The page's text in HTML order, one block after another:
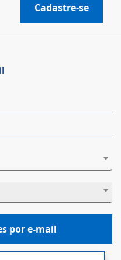
Cadastre-se
por e-mail